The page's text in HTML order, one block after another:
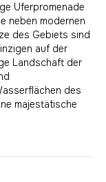
Uferpromenade
neben modernen
des Gebiets sind
auf der
Landschaft der
des
majestätische